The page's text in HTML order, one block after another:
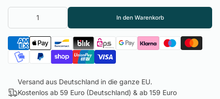
In den Warenkorb
Versand aus Deutschland in die ganze EU.
Kostenlos ab 59 Euro (Deutschland) & ab 159 Euro